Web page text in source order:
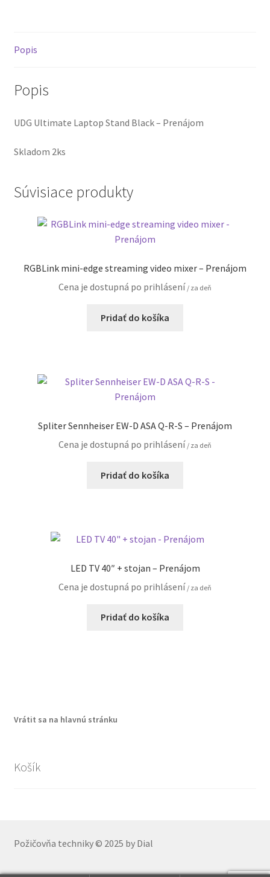
Popis
Popis
UDG Ultimate Laptop Stand Black – Prenájom
Skladom 2ks
Súvisiace produkty
RGBLink mini-edge streaming video mixer – Prenájom
Cena je dostupná po prihlásení / za deň
Pridať do košíka
Spliter Sennheiser EW-D ASA Q-R-S – Prenájom
Cena je dostupná po prihlásení / za deň
Pridať do košíka
LED TV 40″ + stojan – Prenájom
Cena je dostupná po prihlásení / za deň
Pridať do košíka
Vrátit sa na hlavnú stránku
Košík
Požičovňa techniky © 2025 by Dial